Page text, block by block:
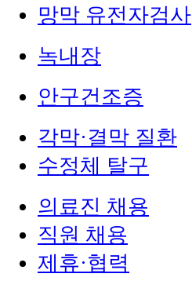
망막 유전자검사
녹내장
안구건조증
각막·결막 질환
수정체 탈구
의료진 채용
직원 채용
제휴·협력